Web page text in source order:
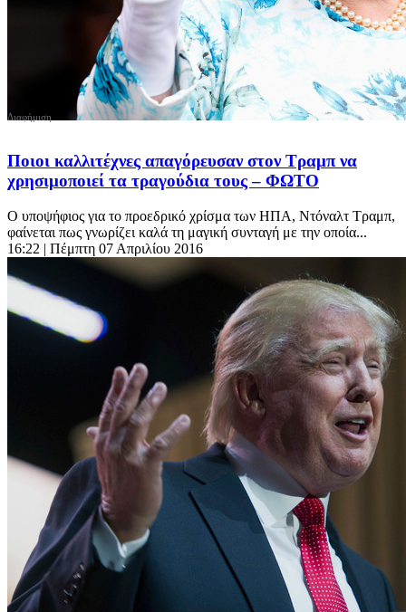
Ποιοι καλλιτέχνες απαγόρευσαν στον Τραμπ να
χρησιμοποιεί τα τραγούδια τους – ΦΩΤΟ
O υποψήφιος για το προεδρικό χρίσμα των ΗΠΑ, Ντόναλτ Τραμπ,
φαίνεται πως γνωρίζει καλά τη μαγική συνταγή με την οποία...
16:22 | Πέμπτη 07 Απριλίου 2016